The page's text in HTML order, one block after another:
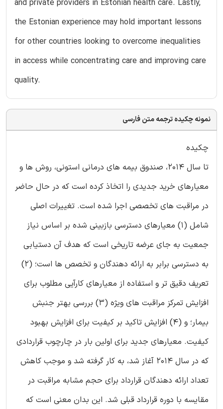
and private providers in Estonian health care. Lastly,
the Estonian experience may hold important lessons
for other countries looking to overcome inequalities
in access while concentrating care and improving care
quality.
نمونه چکیده ترجمه متن فارسی
چکیده
تا سال 2014، صندوق بیمه های درمانی استونی، روش ها و
معیارهای خرید جدیدی را اتخاذ کرده است که در حال حاضر
در مراقبت های تخصصی اجرا شده است. تغییرات اصلی
شامل (1) معیارهای دسترسی بازبینی شده بر اساس نیاز
جمعیت به جای عرضه تاریخی است که هدف آن دستیابی
به دسترسی برابر به ارائه دهندگان و تخصص ها است؛ (2)
تعریف دقیق تر و استفاده از معیارهای کارآیی مطلوب برای
افزایش تمرکز مراقبت های ویژه (3) بررسی بهتر جنبش
بیمار؛ و (4) افزایش تاکید بر کیفیت برای افزایش بهبود
کیفیت. معیارهای جدید برای اولین بار در چارچوب قراردادی
که در سال 2014 آغاز شد، به کار گرفته شد و موجب کاهش
تعداد ارائه دهندگان قرارداد برای حجم مشابه مراقبت در
مقایسه با دوره قرارداد قبلی شد. این بدان معنی است که